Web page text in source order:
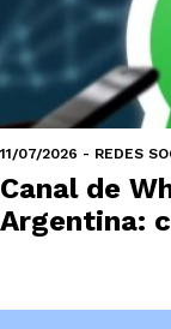
11/07/2026 - REDES
Canal de
Argentina: